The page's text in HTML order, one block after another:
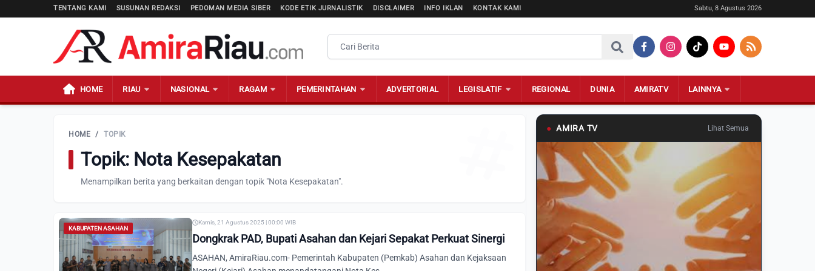
TENTANG KAMI SUSUNAN REDAKSI PEDOMAN MEDIA SIBER KODE ETIK JURNALISTIK DISCLAIMER INFO IKLAN KONTAK KAMI Sabtu, 8 Agustus 2026
HOME RIAU NASIONAL RAGAM PEMERINTAHAN ADVERTORIAL LEGISLATIF REGIONAL DUNIA AMIRATV LAINNYA
HOME / TOPIK
Topik: Nota Kesepakatan
Menampilkan berita yang berkaitan dengan topik "Nota Kesepakatan".
KABUPATEN ASAHAN
Kamis, 21 Agustus 2025 | 00:00 WIB
Dongkrak PAD, Bupati Asahan dan Kejari Sepakat Perkuat Sinergi
ASAHAN, AmiraRiau.com- Pemerintah Kabupaten (Pemkab) Asahan dan Kejaksaan
● AMIRA TV Lihat Semua